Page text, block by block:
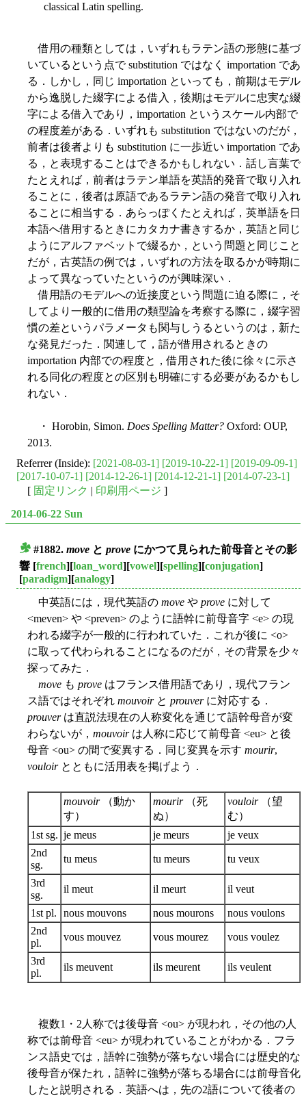
classical Latin spelling.
借用の種類としては，いずれもラテン語の形態に基づ
いているという点で substitution ではなく importation であ
る．しかし，同じ importation といっても，前期はモデル
から逸脱した綴字による借入，後期はモデルに忠実な綴
字による借入であり，importation というスケール内部で
の程度差がある．いずれも substitution ではないのだが，
前者は後者よりも substitution に一歩近い importation であ
る，と表現することはできるかもしれない．話し言葉で
たとえれば，前者はラテン単語を英語的発音で取り入れ
ることに，後者は原語であるラテン語の発音で取り入れ
ることに相当する．あらっぽくたとえれば，英単語を日
本語へ借用するときにカタカナ書きするか，英語と同じ
ようにアルファベットで綴るか，という問題と同じこと
だが，古英語の例では，いずれの方法を取るかが時期に
よって異なっていたというのが興味深い．
借用語のモデルへの近接度という問題に迫る際に，そ
してより一般的に借用の類型論を考察する際に，綴字習
慣の差というパラメータも関与しうるというのは，新た
な発見だった．関連して，語が借用されるときの
importation 内部での程度と，借用された後に徐々に示さ
れる同化の程度との区別も明確にする必要があるかもし
れない．
・ Horobin, Simon. Does Spelling Matter? Oxford: OUP,
2013.
Referrer (Inside): [2021-08-03-1] [2019-10-22-1] [2019-09-09-1]
[2017-10-07-1] [2014-12-26-1] [2014-12-21-1] [2014-07-23-1]
[ 固定リンク | 印刷用ページ ]
2014-06-22 Sun
#1882. move と prove にかつて見られた前母音とその影
響 [french][loan_word][vowel][spelling][conjugation]
[paradigm][analogy]
中英語には，現代英語の move や prove に対して
<meven> や <preven> のように語幹に前母音字 <e> の現
われる綴字が一般的に行われていた．これが後に <o>
に取って代わられることになるのだが，その背景を少々
探ってみた．
move も prove はフランス借用語であり，現代フラン
ス語ではそれぞれ mouvoirと prouverに対応する．
prouverは直説法現在の人称変化を通じて語幹母音が変
わらないが， mouvoirは人称に応じて前母音 <eu> と後
母音 <ou> の間で変異する．同じ変異を示す mourir,
vouloirとともに活用表を掲げよう．
mouvoir（動か
す）
mourir（死
ぬ）
vouloir（望
む）
1st sg. je meus je meurs
je veux
2nd
sg.
tu meus tu meurs tu veux
3rd
sg.
il meut il meurt il veut
1st pl. nous mouvons nous mourons
nous voulons
2nd
pl.
vous mouvez vous mourez vous voulez
3rd
pl.
ils meuvent ils meurent ils veulent
複数1・2人称では後母音 <ou> が現われ，その他の人
称では前母音 <eu> が現われていることがわかる．フラ
ンス語史では，語幹に強勢が落ちない場合には歴史的な
後母音が保たれ，語幹に強勢が落ちる場合には前母音化
したと説明される．英語へは，先の2語について後者の